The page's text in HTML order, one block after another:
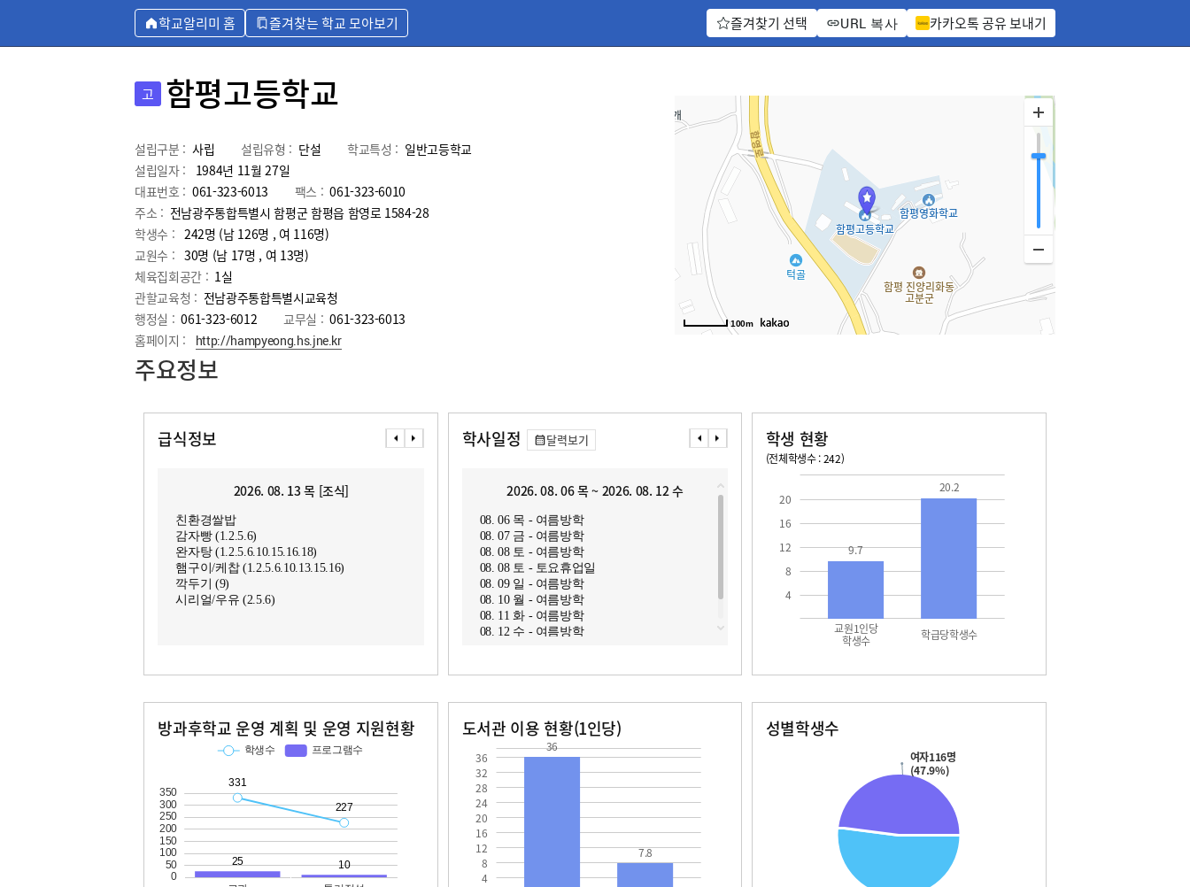
학교알리미 홈 즐겨찾는 학교 모아보기 즐겨찾기 선택 URL 복사 카카오톡 공유 보내기
고 함평고등학교
설립구분 : 사립 설립유형 : 단설 학교특성 : 일반고등학교
설립일자 :
1984년 11월 27일
대표번호 : 061-323-6013 팩스 : 061-323-6010
주소 : 전남광주통합특별시 함평군 함평읍 함영로 1584-28
학생수 : 242명 (남 126명 , 여 116명)
교원수 : 30명 (남 17명 , 여 13명)
체육집회공간 : 1실
관할교육청 : 전남광주통합특별시교육청
행정실 : 061-323-6012 교무실 : 061-323-6013
홈페이지 :
http://hampyeong.hs.jne.kr
100m
주요정보
급식정보
2026. 08. 13 목 [조식]
친환경쌀밥
감자빵 (1.2.5.6)
완자탕 (1.2.5.6.10.15.16.18)
햄구이/케찹 (1.2.5.6.10.13.15.16)
깍두기 (9)
시리얼/우유 (2.5.6)
학사일정 달력보기
2026. 08. 06 목 ~ 2026. 08. 12 수
08. 06 목 - 여름방학
08. 07 금 - 여름방학
08. 08 토 - 여름방학
08. 08 토 - 토요휴업일
08. 09 일 - 여름방학
08. 10 월 - 여름방학
08. 11 화 - 여름방학
08. 12 수 - 여름방학
2026. 08. 13 목 ~ 2026. 08. 19 수
08. 13 목 - 개학일
08. 17 월 - 대체공휴일
08. 19 수 - 동아리활동
학생 현황
(전체학생수 : 242)
4
8
12
16
20
교원1인당
학생수 학급당학생수
9.7
20.2
방과후학교 운영 계획 및 운영 지원현황 도서관 이용 현황(1인당)
4
8
12
16
20
24
28
32
36
36
7.8
성별학생수
여자116명
(47.9%)